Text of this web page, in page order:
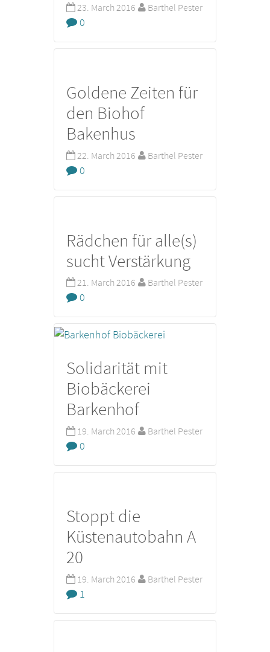
23. March 2016 Barthel Pester
0
Goldene Zeiten für
den Biohof
Bakenhus
22. March 2016 Barthel Pester
0
Rädchen für alle(s)
sucht Verstärkung
21. March 2016 Barthel Pester
0
Solidarität mit
Biobäckerei
Barkenhof
19. March 2016 Barthel Pester
0
Stoppt die
Küstenautobahn A
20
19. March 2016 Barthel Pester
1